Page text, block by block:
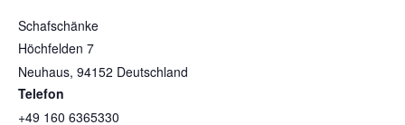
Schafschänke
Höchfelden 7
Neuhaus, 94152 Deutschland
Telefon
+49 160 6365330